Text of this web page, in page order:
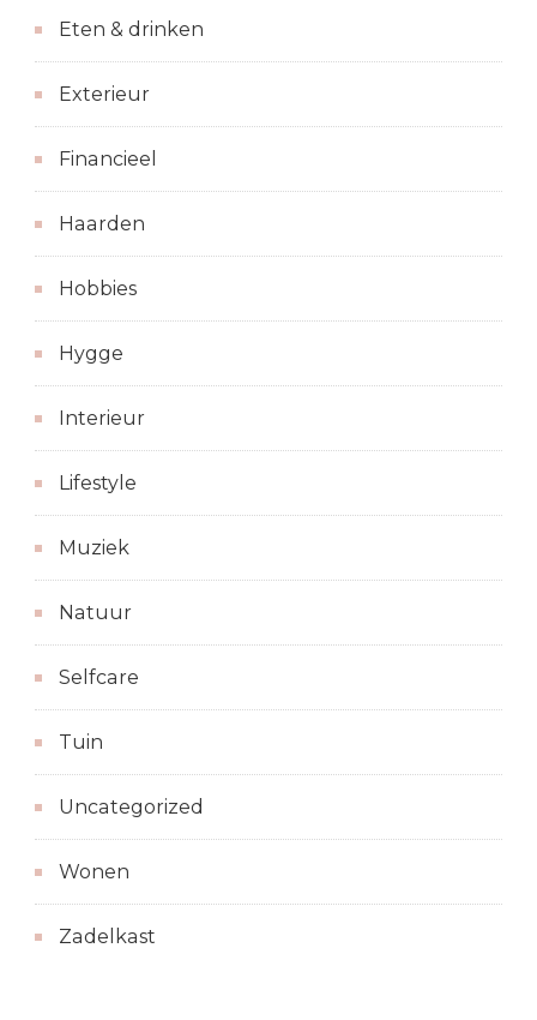
Eten & drinken
Exterieur
Financieel
Haarden
Hobbies
Hygge
Interieur
Lifestyle
Muziek
Natuur
Selfcare
Tuin
Uncategorized
Wonen
Zadelkast